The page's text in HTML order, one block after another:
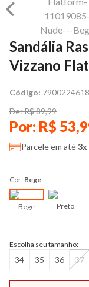
Sandália
Vizzano
Código:
De: R$ 89,99
Por: R$
Parcele em até3x
Cor: Bege
Bege Preto
Escolha seu tamanho:
34 35 36 37